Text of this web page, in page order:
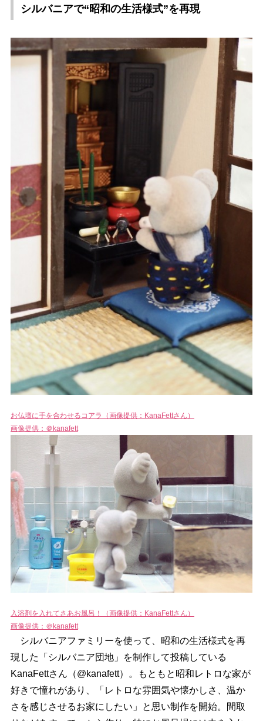
シルバニアで“昭和の生活様式”を再現
お仏壇に手を合わせるコアラ（画像提供：KanaFettさん）
画像提供：＠kanafett
入浴剤を入れてさあお風呂！（画像提供：KanaFettさん）
画像提供：＠kanafett
シルバニアファミリーを使って、昭和の生活様式を再
現した「シルバニア団地」を制作して投稿している
KanaFettさん（@kanafett）。もともと昭和レトロな家が
好きで憧れがあり、「レトロな雰囲気や懐かしさ、温か
さを感じさせるお家にしたい」と思い制作を開始。間取